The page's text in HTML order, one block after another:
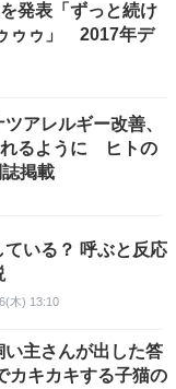
発表「ずっと続け
ゥゥ」 2017年デ
アレルギー改善、
れるように ヒトの
掲載
いる？ 呼ぶと反応
木) 13:10
い主さんが出した答
カキカキする子猫の